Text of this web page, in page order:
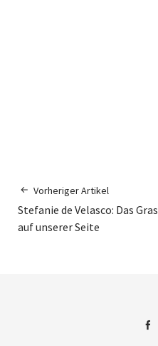
Vorheriger Artikel
Stefanie de Velasco: Das Gras
auf unserer Seite